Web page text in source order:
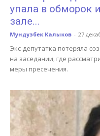
упала в обморок
зале...
Мундузбек Калыков - 27
Экс-депутатка потеряла
на заседании, где
меры пресечения.